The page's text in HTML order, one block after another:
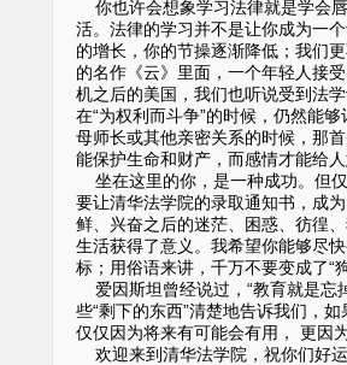
你也许会想象学习法律就是学会
活。法律的学习并不是让你成为一
的增长，你的节操逐渐降低；我们
的名作《云》里面，一个年轻人接
机之后的美国，我们也听说受到法
在“为权利而斗争”的时候，仍然能
母师长或其他亲密关系的时候，那
能保护生命和财产，而感情才能给
坐在这里的你，是一种成功。但
要让清华法学院的录取通知书，成
鲜、兴奋之后的迷茫、困惑、彷徨
生活获得了意义。我希望你能够尽
标；用俗语来讲，千万不要变成了“
爱因斯坦曾经说过，“教育就是忘
些“剩下的东西”清楚地告诉我们，
仅仅因为将来有可能会有用， 更因
欢迎来到清华法学院，祝你们好